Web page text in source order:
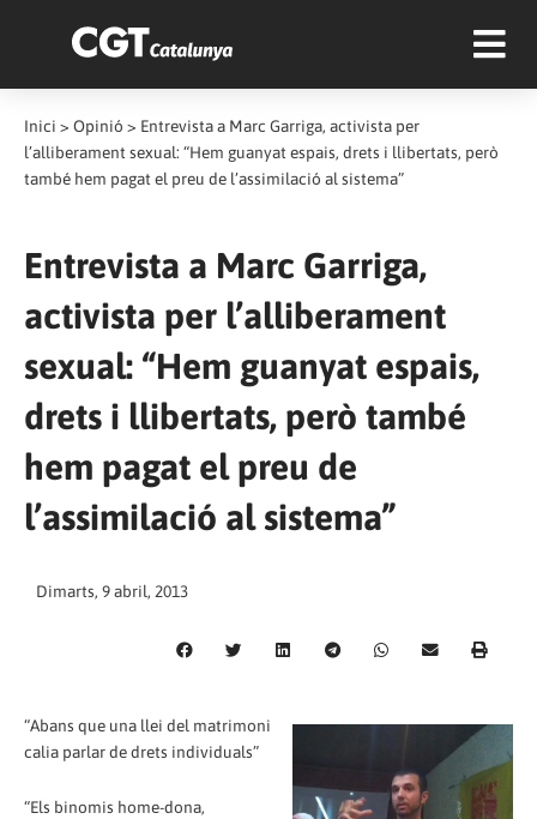
Inici > Opinió > Entrevista a Marc Garriga, activista per
l’alliberament sexual: “Hem guanyat espais, drets i llibertats, però
també hem pagat el preu de l’assimilació al sistema”
Entrevista a Marc Garriga,
activista per l’alliberament
sexual: “Hem guanyat espais,
drets i llibertats, però també
hem pagat el preu de
l’assimilació al sistema”
Dimarts, 9 abril, 2013
“Abans que una llei del matrimoni
calia parlar de drets individuals”
“Els binomis home-dona,